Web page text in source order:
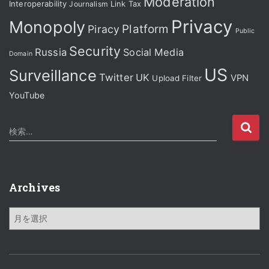
Interoperability Journalism Link Tax
Monopoly Piracy Platform Privacy Public
Domain Russia Security Social Media
Surveillance Twitter UK Upload Filter US VPN
YouTube
検
索
検索…
Archives
h